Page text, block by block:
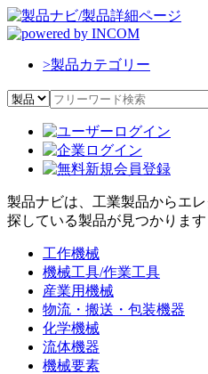
>製品カテゴリー
製品ナビは、工業製品からエ
探している製品が見つかります
工作機械
機械工具/作業工具
産業用機械
物流・搬送・包装機器
化学機械
流体機器
機械要素